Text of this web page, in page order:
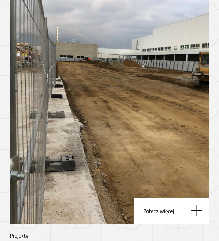
Zobacz więcej
Projekty